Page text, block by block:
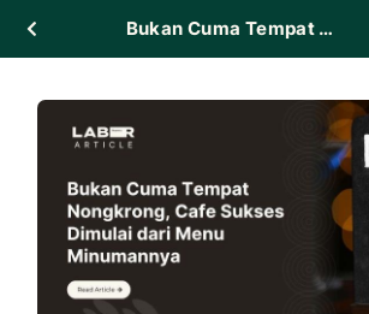
Bukan Cuma Tempat Nongkrong, Cafe Sukses Dimulai dari Menu Minumannya